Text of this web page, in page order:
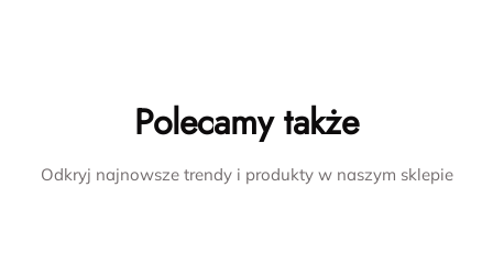
Polecamy także
Odkryj najnowsze trendy i produkty w naszym sklepie